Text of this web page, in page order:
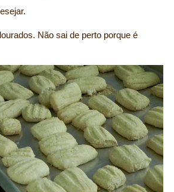
Não sai de perto porque é